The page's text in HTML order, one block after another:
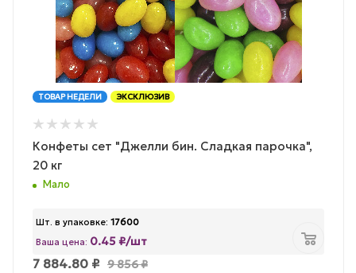
ТОВАР НЕДЕЛИ ЭКСКЛЮЗИВ
Конфеты сет "Джелли бин. Сладкая парочка",
20 кг
Мало
Шт. в упаковке: 17600
Ваша цена: 0.45 ₽/шт
7 884.80 ₽ 9 856₽